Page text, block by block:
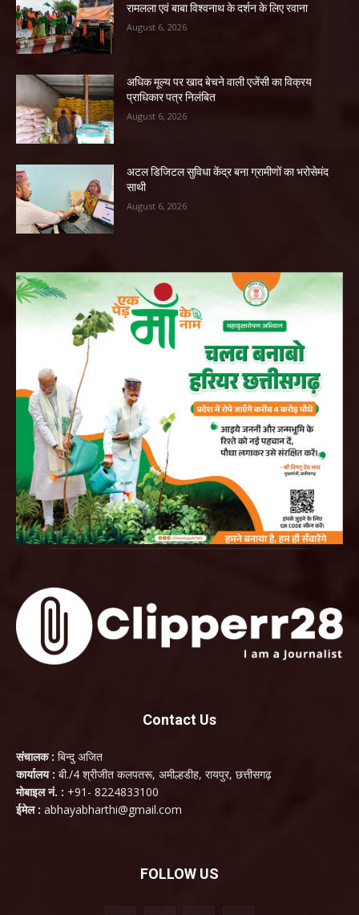
रामलला एवं बाबा विश्वनाथ के दर्शन के लिए रवाना
August 6, 2026
अधिक मूल्य पर खाद बेचने वाली एजेंसी का विक्रय
प्राधिकार पत्र निलंबित
August 6, 2026
अटल डिजिटल सुविधा केंद्र बना ग्रामीणों का भरोसेमंद
साथी
August 6, 2026
Contact Us
संचालक : बिन्दु अजित
कार्यालय : बी./4 श्रीजीत कलपतरू, अमील्हडीह, रायपुर, छत्तीसगढ़
मोबाइल नं. : +91- 8224833100
ईमेल : abhayabharthi@gmail.com
FOLLOW US